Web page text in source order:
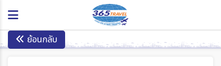
ย้อนกลับ